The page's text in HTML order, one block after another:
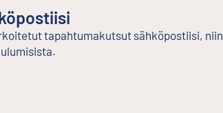
tapahtumakutsut sähköpostiisi, niin